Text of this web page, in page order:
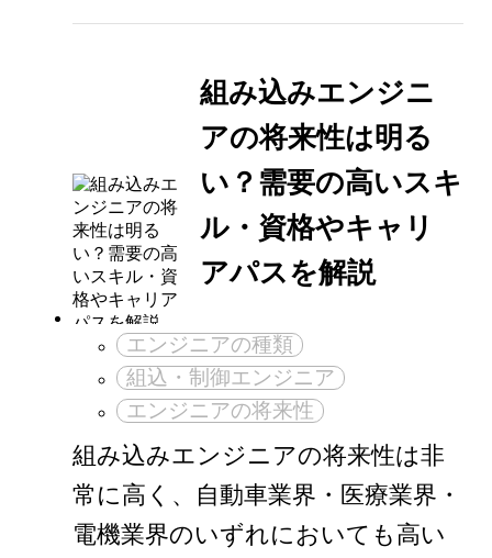
組み込みエンジニ
アの将来性は明る
い？需要の高いスキ
ル・資格やキャリ
アパスを解説
エンジニアの種類
組込・制御エンジニア
エンジニアの将来性
組み込みエンジニアの将来性は非
常に高く、自動車業界・医療業界・
電機業界のいずれにおいても高い